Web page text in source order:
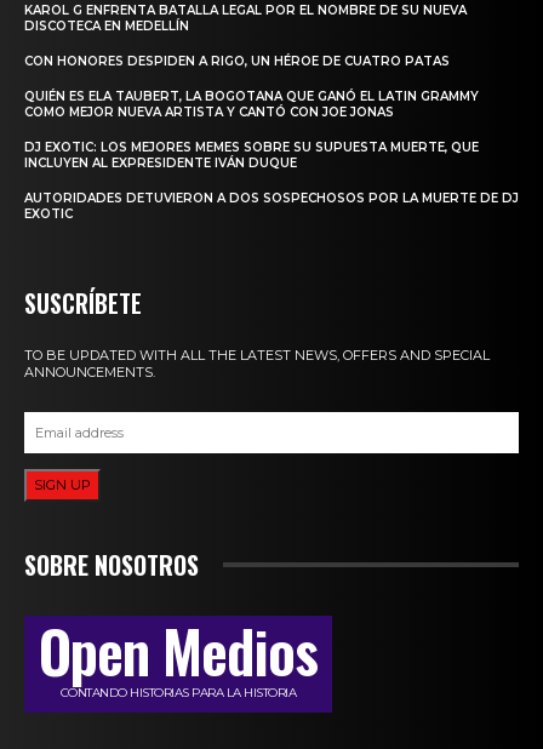
KAROL G ENFRENTA BATALLA LEGAL POR EL NOMBRE DE SU NUEVA
DISCOTECA EN MEDELLÍN
CON HONORES DESPIDEN A RIGO, UN HÉROE DE CUATRO PATAS
QUIÉN ES ELA TAUBERT, LA BOGOTANA QUE GANÓ EL LATIN GRAMMY
COMO MEJOR NUEVA ARTISTA Y CANTÓ CON JOE JONAS
DJ EXOTIC: LOS MEJORES MEMES SOBRE SU SUPUESTA MUERTE, QUE
INCLUYEN AL EXPRESIDENTE IVÁN DUQUE
AUTORIDADES DETUVIERON A DOS SOSPECHOSOS POR LA MUERTE DE DJ
EXOTIC
SUSCRÍBETE
TO BE UPDATED WITH ALL THE LATEST NEWS, OFFERS AND SPECIAL
ANNOUNCEMENTS.
SIGN UP
SOBRE NOSOTROS
Open Medios
CONTANDO HISTORIAS PARA LA HISTORIA